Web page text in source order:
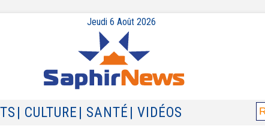
Jeudi 6 Août 2026
| CULTURE | SANTÉ | VIDÉOS